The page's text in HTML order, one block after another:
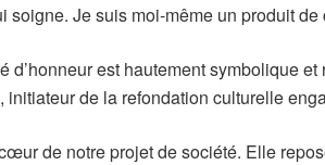
Je suis moi-même un produit
est hautement symbolique
de la refondation culturelle
de notre projet de société. Elle